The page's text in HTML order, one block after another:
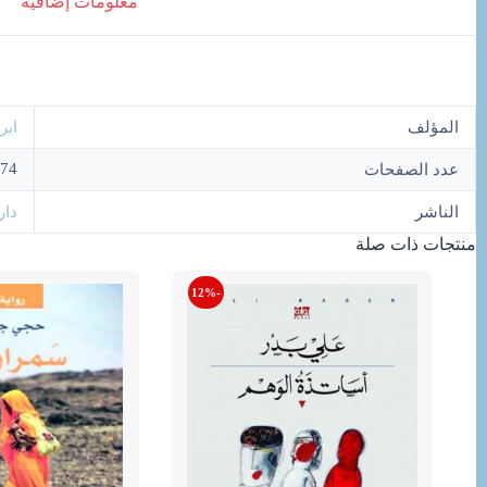
المؤلف
عدد الصفحات
الناشر
منتجات ذات صلة
-12%